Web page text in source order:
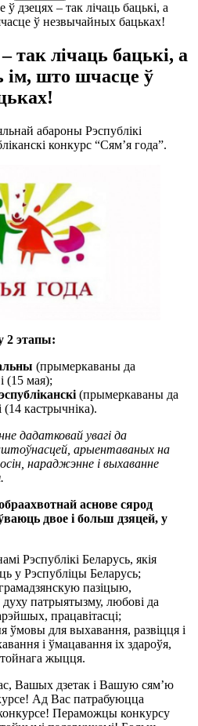
дзецях – так лічаць бацькі, а
ў незвычайных бацьках!
так лічаць бацькі, а
ім, што шчасце ў
абароны Рэспублікі
конкурс “Сям’я года”.
2 этапы:
(прымеркаваны да
(15 мая);
(прымеркаваны да
кастрычніка).
дадатковай увагі да
арыентаваных на
нараджэнне і выхаванне
аснове сярод
двое і больш дзяцей, у
Рэспублікі Беларусь, якія
у Рэспубліцы Беларусь;
пазіцыю,
патрыятызму, любові да
працавітасці;
ўмовы для выхавання, развіцця і
і ўмацавання іх здароўя,
жыцця.
Вашых дзетак і Вашую сям’ю
Ад Вас патрабуюцца
Пераможцы конкурсу